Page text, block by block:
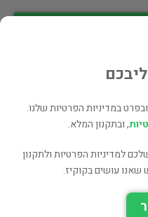
במדיניות הפרטיות שלנו.
, ובתקנון המלא.
למדיניות הפרטיות ולתקנון
עושים בקוקיז.